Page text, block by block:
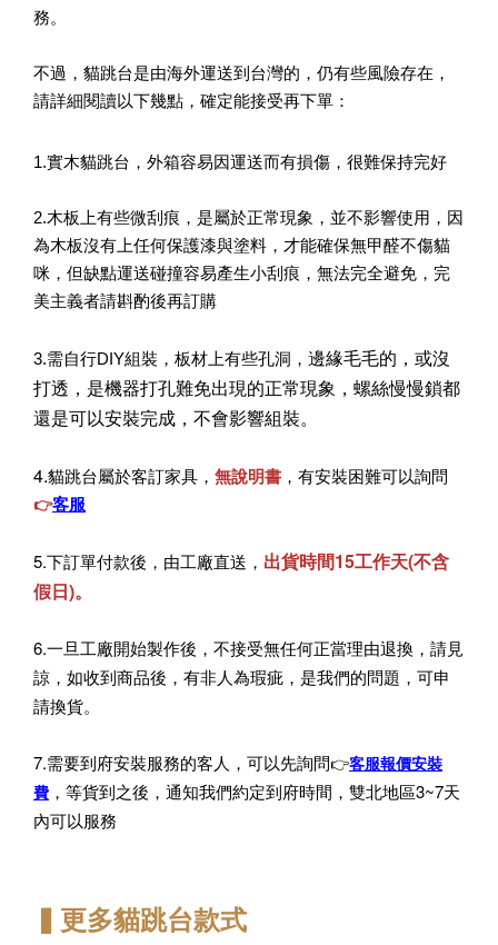
務。
不過，貓跳台是由海外運送到台灣的，仍有些風險存在，
請詳細閱讀以下幾點，確定能接受再下單：
1.實木貓跳台，外箱容易因運送而有損傷，很難保持完好
2.木板上有些微刮痕，是屬於正常現象，並不影響使用，因
為木板沒有上任何保護漆與塗料，才能確保無甲醛不傷貓
咪，但缺點運送碰撞容易產生小刮痕，無法完全避免，完
美主義者請斟酌後再訂購
3.需自行DIY組裝，板材上有些孔洞， 邊緣毛毛的，或沒
打透，是機器打孔難免出現的正常現象，螺絲慢慢鎖都
還是可以安裝完成，不會影響組裝。
4.貓跳台屬於客訂家具， 無說明書 ，有安裝困難可以詢問
👉客服
5.下訂單付款後，由工廠直送， 出貨時間15工作天(不含
假日)。
6.一旦工廠開始製作後，不接受無任何正當理由退換，請見
諒，如收到商品後，有非人為瑕疵，是我們的問題，可申
請換貨。
7.需要到府安裝服務的客人，可以先詢問👉客服報價安裝
費 ，等貨到之後，通知我們約定到府時間，雙北地區3~7天
內可以服務
▍更多貓跳台款式